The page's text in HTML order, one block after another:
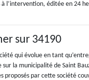
l’intervention, éditée en 24
sur 34190
qui évolue en tant
la municipalité de Saint
proposés par cette société